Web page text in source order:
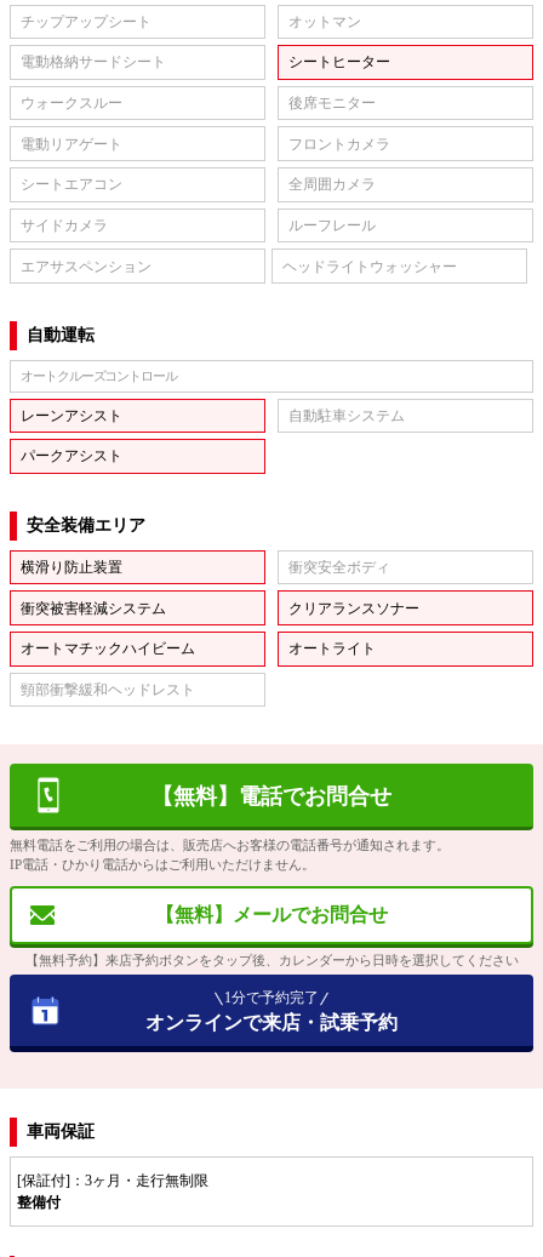
チップアップシート オットマン
電動格納サードシート シートヒーター
ウォークスルー 後席モニター
電動リアゲート フロントカメラ
シートエアコン 全周囲カメラ
サイドカメラ ルーフレール
エアサスペンション ヘッドライトウォッシャー
自動運転
オートクルーズコントロール
レーンアシスト 自動駐車システム
パークアシスト
安全装備エリア
横滑り防止装置 衝突安全ボディ
衝突被害軽減システム クリアランスソナー
オートマチックハイビーム オートライト
頸部衝撃緩和ヘッドレスト
【無料】電話でお問合せ
無料電話をご利用の場合は、販売店へお客様の電話番号が通知されます。
IP電話・ひかり電話からはご利用いただけません。
【無料】メールでお問合せ
【無料予約】来店予約ボタンをタップ後、カレンダーから日時を選択してください
1分で予約完了
オンラインで来店・試乗予約
車両保証
[保証付]：3ヶ月・走行無制限
整備付